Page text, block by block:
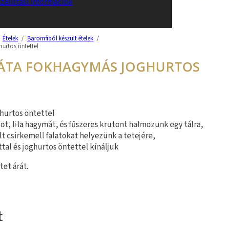
Ételek / Baromfiból készült ételek /
öntettel
FOKHAGYMÁS JOGHURTOS
öntettel
lila hagymát, és fűszeres krutont halmozunk egy tálra,
csirkemell falatokat helyezünk a tetejére,
és joghurtos öntettel kínáljuk
árát.